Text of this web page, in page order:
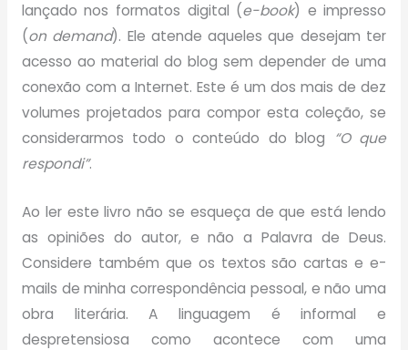
lançado nos formatos digital (e-book) e impresso
(on demand). Ele atende aqueles que desejam ter
acesso ao material do blog sem depender de uma
conexão com a Internet. Este é um dos mais de dez
volumes projetados para compor esta coleção, se
considerarmos todo o conteúdo do blog
“O que
respondi”.
Ao ler este livro não se esqueça de que está lendo
as opiniões do autor, e não a Palavra de Deus.
Considere também que os textos são cartas e e-
mails de minha correspondência pessoal, e não uma
obra literária. A linguagem é informal e
despretensiosa como acontece com uma